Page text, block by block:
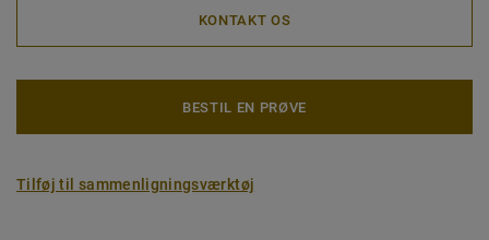
KONTAKT OS
BESTIL EN PRØVE
Tilføj til sammenligningsværktøj